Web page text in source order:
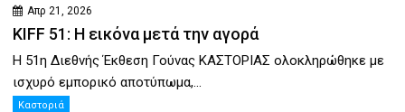
Απρ 21, 2026
KIFF 51: Η εικόνα μετά την αγορά
Η 51η Διεθνής Έκθεση Γούνας ΚΑΣΤΟΡΙΑΣ ολοκληρώθηκε με
ισχυρό εμπορικό αποτύπωμα,...
Καστοριά